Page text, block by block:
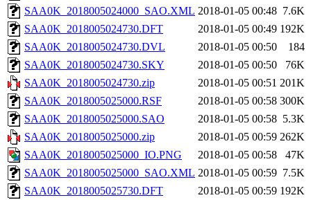
SAA0K_2018005024000_SAO.XML 2018-01-05 00:48 7.6K
SAA0K_2018005024730.DFT
2018-01-05 00:49 192K
SAA0K_2018005024730.DVL
2018-01-05 00:50
184
SAA0K_2018005024730.SKY
2018-01-05 00:50
76K
SAA0K_2018005024730.zip
2018-01-05 00:51 201K
SAA0K_2018005025000.RSF
2018-01-05 00:58 300K
SAA0K_2018005025000.SAO
2018-01-05 00:58 5.3K
SAA0K_2018005025000.zip
2018-01-05 00:59 262K
SAA0K_2018005025000_IO.PNG
2018-01-05 00:58
47K
SAA0K_2018005025000_SAO.XML 2018-01-05 00:59 7.5K
SAA0K_2018005025730.DFT
2018-01-05 00:59 192K